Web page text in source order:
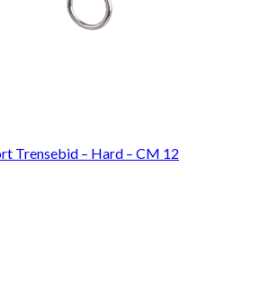
Trensebid – Hard – CM 12